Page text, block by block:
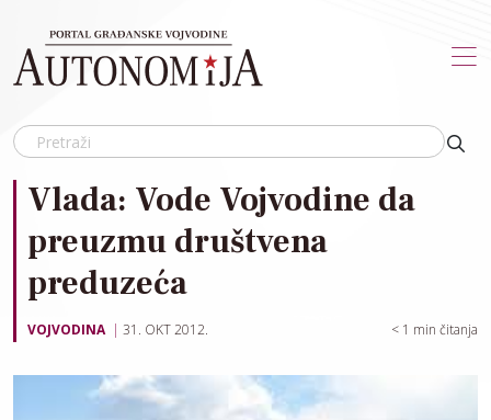
Vlada: Vode Vojvodine da
preuzmu društvena
preduzeća
VOJVODINA 31. OKT 2012. < 1 min čitanja